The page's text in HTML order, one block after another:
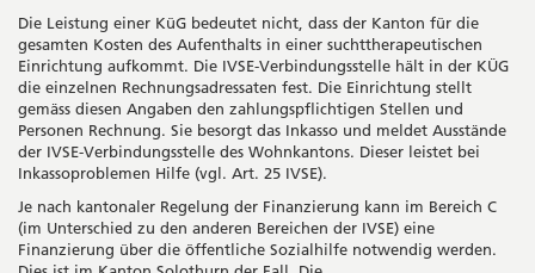
Die Leistung einer KüG bedeutet nicht, dass der Kanton für die
gesamten Kosten des Aufenthalts in einer suchttherapeutischen
Einrichtung aufkommt. Die IVSE-Verbindungsstelle hält in der KÜG
die einzelnen Rechnungsadressaten fest. Die Einrichtung stellt
gemäss diesen Angaben den zahlungspflichtigen Stellen und
Personen Rechnung. Sie besorgt das Inkasso und meldet Ausstände
der IVSE-Verbindungsstelle des Wohnkantons. Dieser leistet bei
Inkassoproblemen Hilfe (vgl. Art. 25 IVSE).
Je nach kantonaler Regelung der Finanzierung kann im Bereich C
(im Unterschied zu den anderen Bereichen der IVSE) eine
Finanzierung über die öffentliche Sozialhilfe notwendig werden.